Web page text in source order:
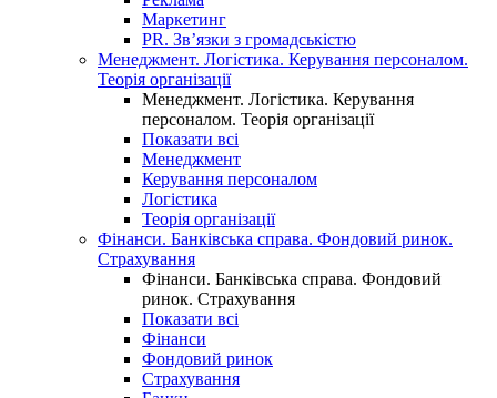
Маркетинг
PR. Зв’язки з громадськістю
Менеджмент. Логістика. Керування персоналом.
Теорія організації
Менеджмент. Логістика. Керування
персоналом. Теорія організації
Показати всі
Менеджмент
Керування персоналом
Логістика
Теорія організації
Фінанси. Банківська справа. Фондовий ринок.
Страхування
Фінанси. Банківська справа. Фондовий
ринок. Страхування
Показати всі
Фінанси
Фондовий ринок
Страхування